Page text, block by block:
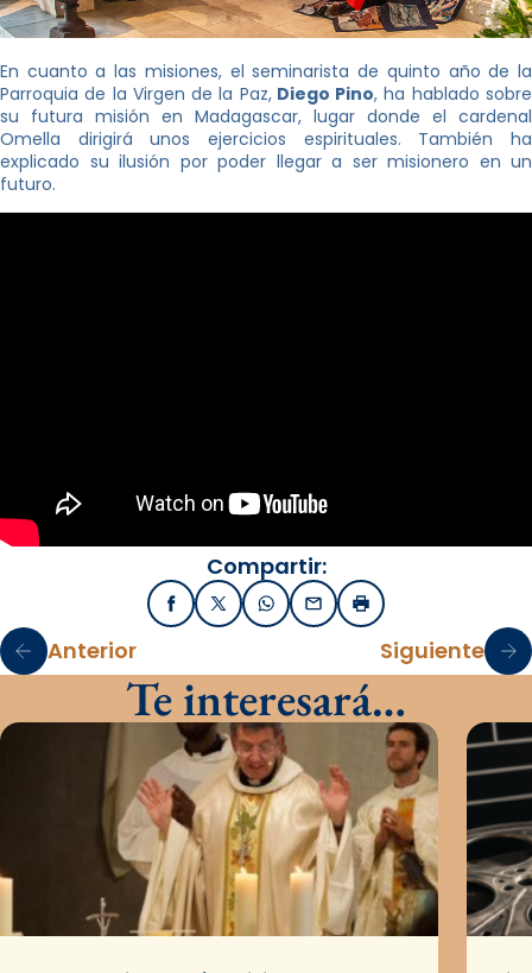
En cuanto a las misiones, el seminarista de quinto año de la
Parroquia de la Virgen de la Paz,Diego Pino, ha hablado sobre
su futura misión en Madagascar, lugar donde el cardenal
Omella dirigirá unos ejercicios espirituales. También ha
explicado su ilusión por poder llegar a ser misionero en un
futuro.
Compartir:
FacebookX / TwitterWhatsApp
EmailImprimir
Anterior Siguiente
Te interesará…